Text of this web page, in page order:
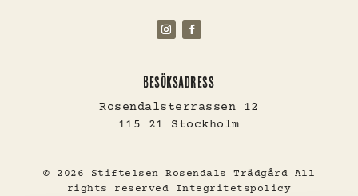
BESÖKSADRESS
Rosendalsterrassen 12
115 21 Stockholm
© 2026 Stiftelsen Rosendals Trädgård All
rights reserved Integritetspolicy